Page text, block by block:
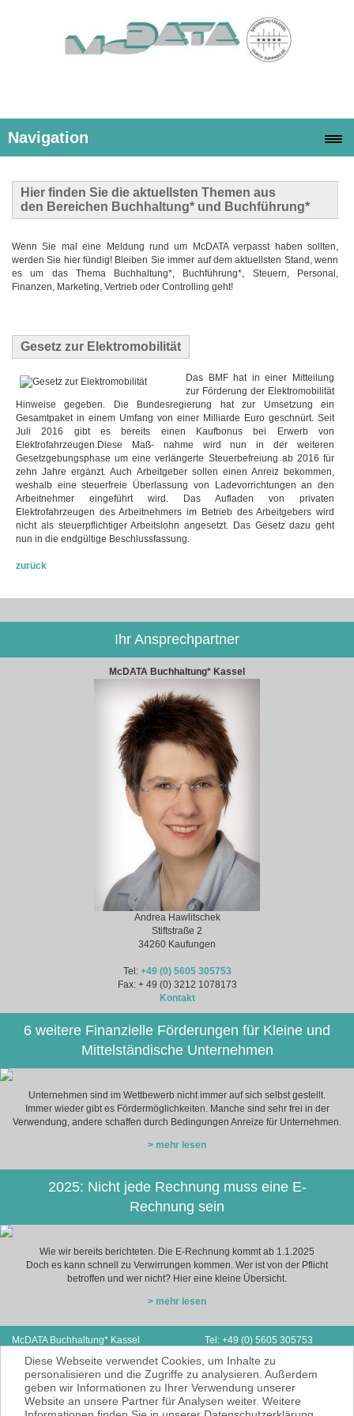
Navigation
Hier finden Sie die aktuellsten Themen aus
den Bereichen Buchhaltung* und Buchführung*
Wenn Sie mal eine Meldung rund um McDATA verpasst haben sollten,
werden Sie hier fündig! Bleiben Sie immer auf dem aktuellsten Stand, wenn
es um das Thema Buchhaltung*, Buchführung*, Steuern, Personal,
Finanzen, Marketing, Vertrieb oder Controlling geht!
Gesetz zur Elektromobilität
Das BMF hat in einer Mitteilung
zur Förderung der Elektromobilität
Hinweise gegeben. Die Bundesregierung hat zur Umsetzung ein
Gesamtpaket in einem Umfang von einer Milliarde Euro geschnürt. Seit
Juli 2016 gibt es bereits einen Kaufbonus bei Erwerb von
Elektrofahrzeugen.Diese Maß- nahme wird nun in der weiteren
Gesetzgebungsphase um eine verlängerte Steuerbefreiung ab 2016 für
zehn Jahre ergänzt. Auch Arbeitgeber sollen einen Anreiz bekommen,
weshalb eine steuerfreie Überlassung von Ladevorrichtungen an den
Arbeitnehmer eingeführt wird. Das Aufladen von privaten
Elektrofahrzeugen des Arbeitnehmers im Betrieb des Arbeitgebers wird
nicht als steuerpflichtiger Arbeitslohn angesetzt. Das Gesetz dazu geht
nun in die endgültige Beschlussfassung.
zurück
Ihr Ansprechpartner
McDATA Buchhaltung* Kassel
Andrea Hawlitschek
Stiftstraße 2
34260 Kaufungen
Tel: +49 (0) 5605 305753
Fax: + 49 (0) 3212 1078173
Kontakt
6 weitere Finanzielle Förderungen für Kleine und
Mittelständische Unternehmen
Unternehmen sind im Wettbewerb nicht immer auf sich selbst gestellt.
Immer wieder gibt es Fördermöglichkeiten. Manche sind sehr frei in der
Verwendung, andere schaffen durch Bedingungen Anreize für Unternehmen.
> mehr lesen
2025: Nicht jede Rechnung muss eine E-
Rechnung sein
Wie wir bereits berichteten. Die E-Rechnung kommt ab 1.1.2025
Doch es kann schnell zu Verwirrungen kommen. Wer ist von der Pflicht
betroffen und wer nicht? Hier eine kleine Übersicht.
> mehr lesen
McDATA Buchhaltung* Kassel
34260 Kaufungen
Tel: +49 (0) 5605 305753
E-Mail:hawlitschek@mcdata.de
McDATA ist eine sehr gute Alternative zu
Ihrem Steuerberater zur Erbringung der
Diese Webseite verwendet Cookies, um Inhalte zu
personalisieren und die Zugriffe zu analysieren. Außerdem
geben wir Informationen zu Ihrer Verwendung unserer
Website an unsere Partner für Analysen weiter. Weitere